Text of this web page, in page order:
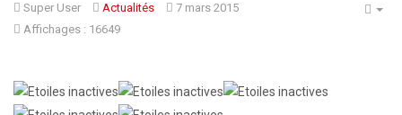
Super User Actualités
7 mars 2015
Affichages : 16649